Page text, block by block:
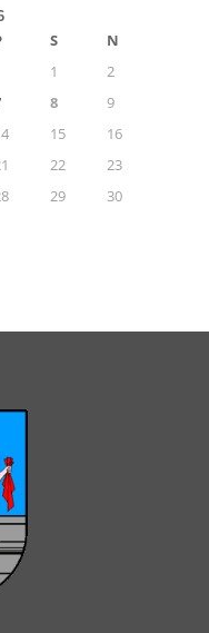
S
N
1
2
8
9
15
16
22
23
29
30